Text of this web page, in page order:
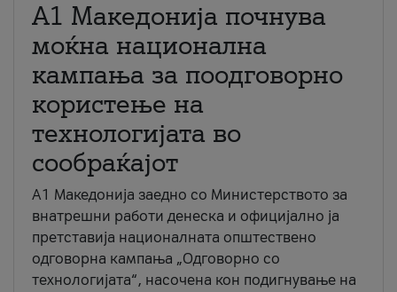
A1 Македонија почнува
моќна национална
кампања за поодговорно
користење на
технологијата во
сообраќајот
A1 Македонија заедно со Министерството за
внатрешни работи денеска и официјално ја
претставија националната општествено
одговорна кампања „Одговорно со
технологијата“, насочена кон подигнување на